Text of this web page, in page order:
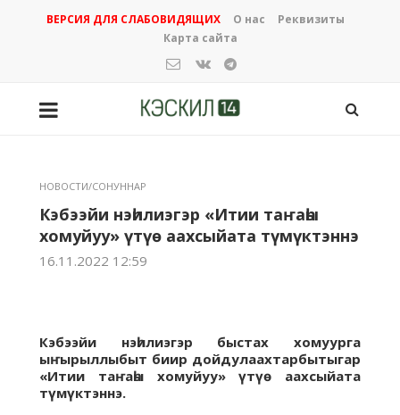
ВЕРСИЯ ДЛЯ СЛАБОВИДЯЩИХ О нас
Реквизиты
Карта сайта
НОВОСТИ/СОНУННАР
Кэбээйи нэһилиэгэр «Итии таҥаһы
хомуйуу» үтүө аахсыйата түмүктэннэ
16.11.2022 12:59
Кэбээйи нэһилиэгэр быстах хомуурга
ыҥырыллыбыт биир дойдулаахтарбытыгар
«Итии таҥаһы хомуйуу» үтүө аахсыйата
түмүктэннэ.